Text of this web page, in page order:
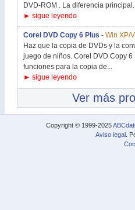
DVD-ROM . La diferencia
► sigue leyendo
Corel DVD Copy 6 Plus - Win XP/
Haz que la copia de DVDs y la
juego de niños. Corel DVD Copy
funciones para la copia de...
► sigue leyendo
Ver más
Copyright © 1999-2025
Aviso legal .